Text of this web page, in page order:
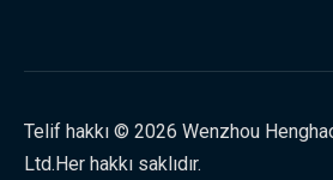
Telif hakkı © 2026 Wenzhou
Ltd.Her hakkı saklıdır.